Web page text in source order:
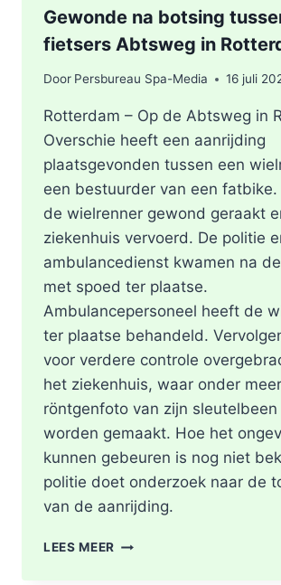
Gewonde na botsing
fietsers Abtsweg in
Door Persbureau Spa-Media 16 juli
Rotterdam – Op de Abtsweg in
Overschie heeft een aanrijding
plaatsgevonden tussen een
een bestuurder van een fatbike.
de wielrenner gewond geraakt
ziekenhuis vervoerd. De politie
ambulancedienst kwamen na
met spoed ter plaatse.
Ambulancepersoneel heeft de
ter plaatse behandeld.
voor verdere controle
het ziekenhuis, waar onder
röntgenfoto van zijn sleutelbeen
worden gemaakt. Hoe het
kunnen gebeuren is nog niet
politie doet onderzoek naar de
van de aanrijding.
LEES MEER GEWONDE